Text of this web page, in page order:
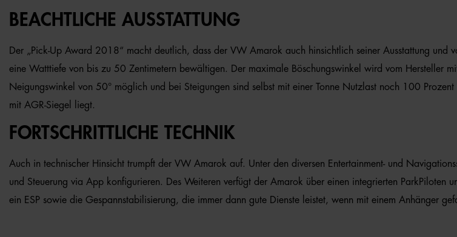
BEACHTLICHE AUSSTATTUNG
Der „Pick-Up Award 2018“ macht deutlich, dass der VW Amarok auch hinsichtlich seiner Ausstattung
eine Watttiefe von bis zu 50 Zentimetern bewältigen. Der maximale Böschungswinkel wird vom Hersteller
Neigungswinkel von 50° möglich und bei Steigungen sind selbst mit einer Tonne Nutzlast noch 100
mit AGR-Siegel liegt.
FORTSCHRITTLICHE TECHNIK
Auch in technischer Hinsicht trumpft der VW Amarok auf. Unter den diversen Entertainment- und
und Steuerung via App konfigurieren. Des Weiteren verfügt der Amarok über einen integrierten ParkPiloten
ein ESP sowie die Gespannstabilisierung, die immer dann gute Dienste leistet, wenn mit einem Anhänger